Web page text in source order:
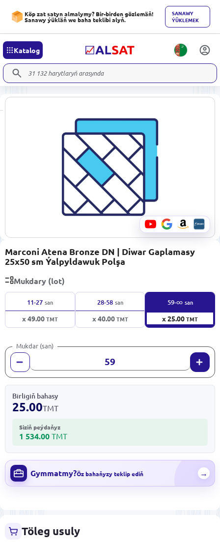
Köp zat satyn almalymy? Bir-birden gözlemäň!
Sanawy ýükläň we baha teklibi alyň.
SANAWY
ÝÜKLEMEK
Katalog
Marconi Atena Bronze DN | Diwar Gaplamasy
25x50 sm Ýalpyldawuk Polşa
Mukdary (lot)
11-27 san
x 49.00TMT
28-58 san
x 40.00TMT
59-∞ san
x 25.00TMT
Mukdar (san)
Birligiň bahasy
25.00TMT
Siziň peýdaňyz
1 534.00 TMT
Gymmatmy?Öz bahaňyzy teklip ediň →
Töleg usuly